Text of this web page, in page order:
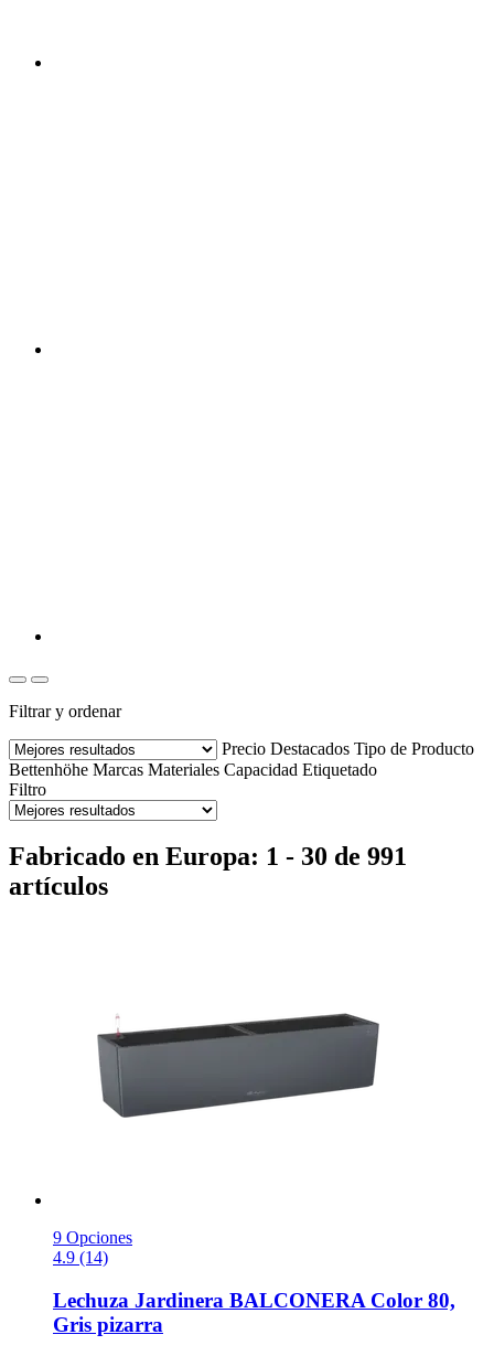
Filtrar y ordenar
Precio Destacados Tipo de Producto
Bettenhöhe Marcas Materiales Capacidad Etiquetado
Filtro
Fabricado en Europa: 1 - 30 de 991
artículos
9 Opciones
4.9 (14)
Lechuza Jardinera BALCONERA Color 80,
Gris pizarra